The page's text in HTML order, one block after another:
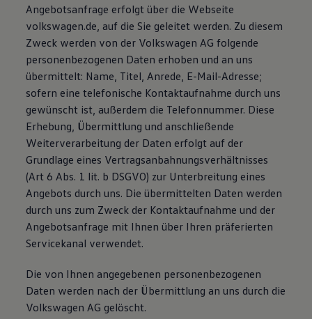
Angebotsanfrage erfolgt über die Webseite
volkswagen.de, auf die Sie geleitet werden. Zu diesem
Zweck werden von der Volkswagen AG folgende
personenbezogenen Daten erhoben und an uns
übermittelt: Name, Titel, Anrede, E-Mail-Adresse;
sofern eine telefonische Kontaktaufnahme durch uns
gewünscht ist, außerdem die Telefonnummer. Diese
Erhebung, Übermittlung und anschließende
Weiterverarbeitung der Daten erfolgt auf der
Grundlage eines Vertragsanbahnungsverhältnisses
(Art 6 Abs. 1 lit. b DSGVO) zur Unterbreitung eines
Angebots durch uns. Die übermittelten Daten werden
durch uns zum Zweck der Kontaktaufnahme und der
Angebotsanfrage mit Ihnen über Ihren präferierten
Servicekanal verwendet.
Die von Ihnen angegebenen personenbezogenen
Daten werden nach der Übermittlung an uns durch die
Volkswagen AG gelöscht.